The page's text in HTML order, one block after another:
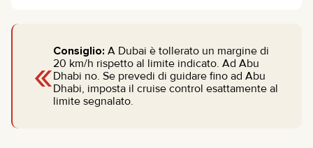
«Consiglio: A Dubai è tollerato un margine di
20 km/h rispetto al limite indicato. Ad Abu
Dhabi no. Se prevedi di guidare fino ad Abu
Dhabi, imposta il cruise control esattamente al
limite segnalato.